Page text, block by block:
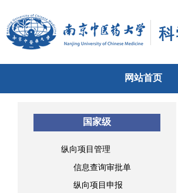
网站首页
国家级
纵向项目管理
信息查询审批单
纵向项目申报